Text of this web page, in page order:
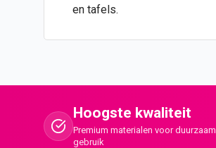
en tafels.
Hoogste kwaliteit
Premium materialen voor duurzaam
gebruik